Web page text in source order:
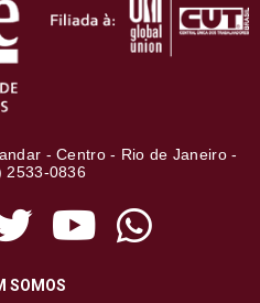
- Centro - Rio de Janeiro -
2533-0836
SOMOS